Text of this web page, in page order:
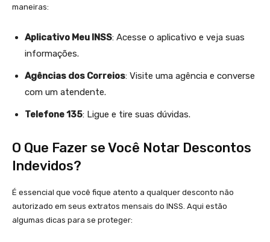
maneiras:
Aplicativo Meu INSS: Acesse o aplicativo e veja suas
informações.
Agências dos Correios: Visite uma agência e converse
com um atendente.
Telefone 135: Ligue e tire suas dúvidas.
O Que Fazer se Você Notar Descontos
Indevidos?
É essencial que você fique atento a qualquer desconto não
autorizado em seus extratos mensais do INSS. Aqui estão
algumas dicas para se proteger: